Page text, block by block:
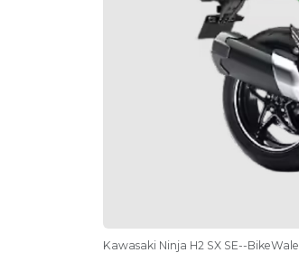
Kawasaki Ninja H2 SX SE--BikeWale